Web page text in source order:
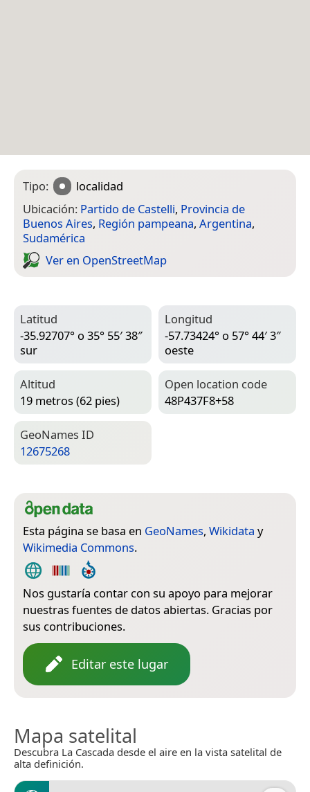
Tipo:
localidad
Ubicación: Partido de Castelli, Provincia de
Buenos Aires, Región pampeana, Argentina,
Sudamérica
Ver en Open­Street­Map
Latitud
-35.92707° o 35° 55′ 38″
sur
Longitud
-57.73424° o 57° 44′ 3″
oeste
Altitud
19 metros (62 pies)
Open location code
48P437F8+58
Geo­Names ID
12675268
Esta página se basa en GeoNames, Wikidata y
Wikimedia Commons.
Nos gustaría contar con su apoyo para mejorar
nuestras fuentes de datos abiertas. Gracias por
sus contribuciones.
Editar este lugar
Mapa satelital
Descubra La Cascada desde el aire en la vista satelital de
alta definición.